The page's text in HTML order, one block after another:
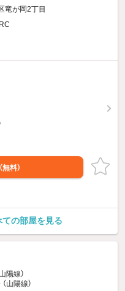
竜が岡2丁目
（無料）
の部屋を見る
陽線）
山陽線）